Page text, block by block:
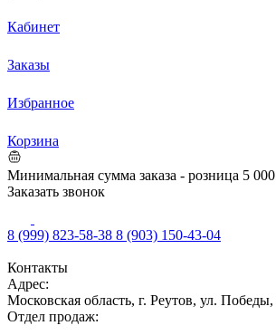
Кабинет
Заказы
Избранное
Корзина
Минимальная сумма заказа - розница 5
Заказать звонок
8 (999) 823-58-38 8 (903) 150-43-04
Контакты
Адрес:
Московская область, г. Реутов, ул. Победы,
Отдел продаж: